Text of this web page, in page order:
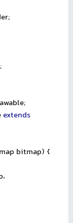
extends
bitmap) {
،